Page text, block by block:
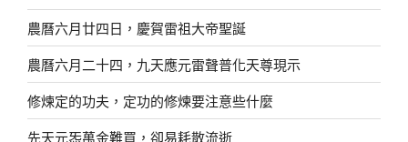
農曆六月廿四日，慶賀雷祖大帝聖誕
農曆六月二十四，九天應元雷聲普化天尊現示
修煉定的功夫，定功的修煉要注意些什麼
先天元炁萬金難買，卻易耗散流逝